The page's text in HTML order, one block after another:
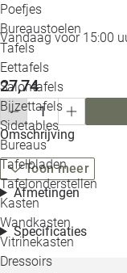
Poefjes
Bureaustoelen
Tafels
Eettafels
Salontafels
Bijzettafels
Sidetables
Bureaus
Tafelbladen
Tafelonderstellen
Kasten
Wandkasten
Vitrinekasten
Dressoirs
Vandaag voor 15:00
27,74
Omschrijving
Toon meer
Afmetingen
Specificaties